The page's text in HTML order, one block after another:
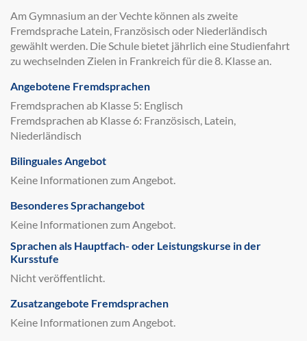
Am Gymnasium an der Vechte können als zweite
Fremdsprache Latein, Französisch oder Niederländisch
gewählt werden. Die Schule bietet jährlich eine Studienfahrt
zu wechselnden Zielen in Frankreich für die 8. Klasse an.
Angebotene Fremdsprachen
Fremdsprachen ab Klasse 5: Englisch
Fremdsprachen ab Klasse 6: Französisch, Latein,
Niederländisch
Bilinguales Angebot
Keine Informationen zum Angebot.
Besonderes Sprachangebot
Keine Informationen zum Angebot.
Sprachen als Hauptfach- oder Leistungskurse in der
Kursstufe
Nicht veröffentlicht.
Zusatzangebote Fremdsprachen
Keine Informationen zum Angebot.